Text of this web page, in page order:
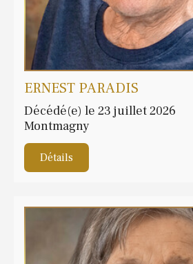
ERNEST PARADIS
Décédé(e) le 23 juillet 2026
Montmagny
Détails